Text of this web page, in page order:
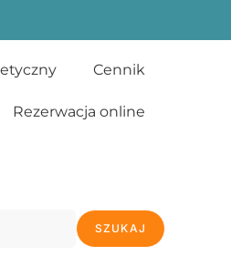
Cennik
Rezerwacja online
SZUKAJ